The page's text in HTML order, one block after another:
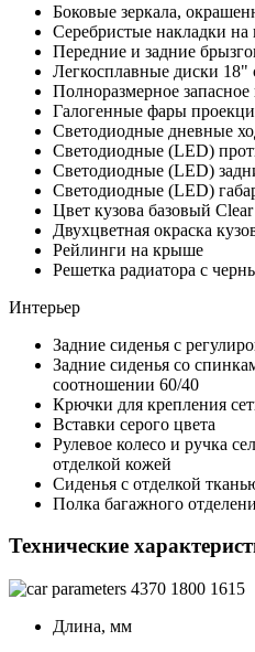
Боковые зеркала,
Серебристые накладки
Передние и задние
Легкосплавные диски
Полноразмерное запасное
Галогенные фары
Светодиодные дневные
Светодиодные (LED)
Светодиодные (LED)
Светодиодные (LED)
Цвет кузова базовый
Двухцветная окраска
Рейлинги на крыше
Решетка радиатора с
Интерьер
Задние сиденья с
Задние сиденья со
соотношении 60/40
Крючки для крепления
Вставки серого цвета
Рулевое колесо и ручка
отделкой кожей
Сиденья с отделкой
Полка багажного
Технические
4370 1800 1615
Длина, мм